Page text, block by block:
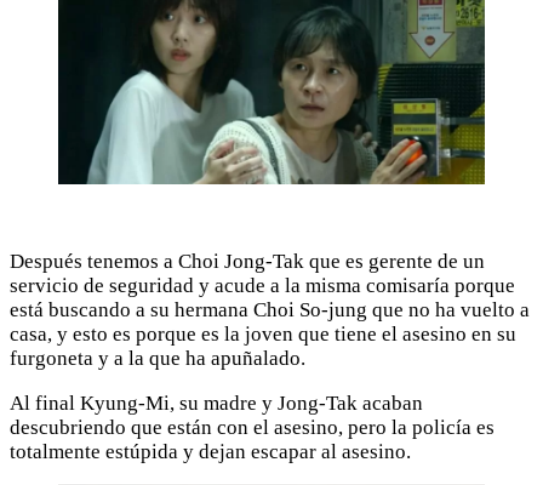
Después tenemos a Choi Jong-Tak que es gerente de un
servicio de seguridad y acude a la misma comisaría porque
está buscando a su hermana Choi So-jung que no ha vuelto a
casa, y esto es porque es la joven que tiene el asesino en su
furgoneta y a la que ha apuñalado.
Al final Kyung-Mi, su madre y Jong-Tak acaban
descubriendo que están con el asesino, pero la policía es
totalmente estúpida y dejan escapar al asesino.